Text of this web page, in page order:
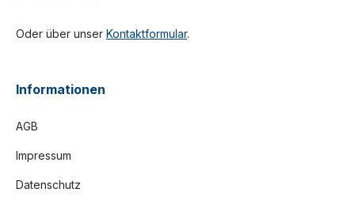
Oder über unser Kontaktformular.
Informationen
AGB
Impressum
Datenschutz